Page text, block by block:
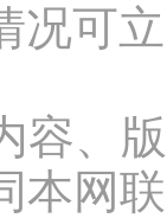
况可
容、
本网